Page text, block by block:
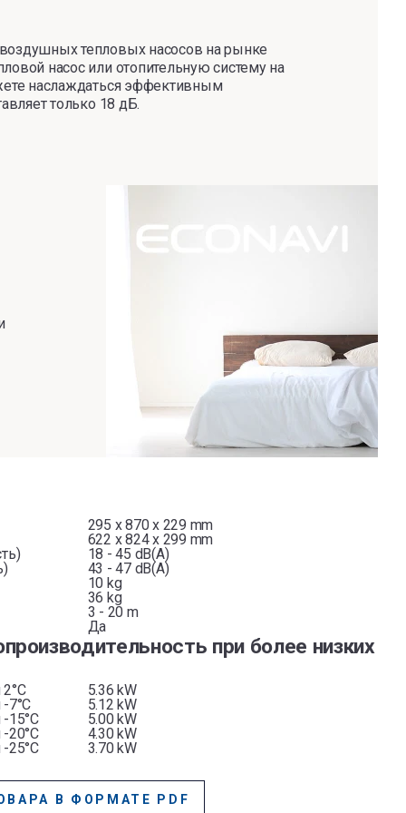
тепловых насосов на рынке
насос или отопительную систему на
наслаждаться эффективным
только 18 дБ.
295 x 870 x 229 mm
622 x 824 x 299 mm
18 - 45 dB(A)
43 - 47 dB(A)
10 kg
36 kg
3 - 20 m
Да
при более низких
5.36 kW
7°C
5.12 kW
15°C
5.00 kW
20°C
4.30 kW
25°C
3.70 kW
В ФОРМАТЕ PDF